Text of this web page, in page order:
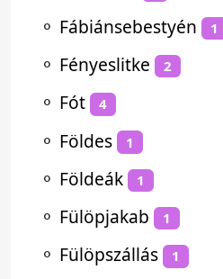
⚬ Fábiánsebestyén 1
⚬ Fényeslitke 2
⚬ Fót 4
⚬ Földes 1
⚬ Földeák 1
⚬ Fülöpjakab 1
⚬ Fülöpszállás 1